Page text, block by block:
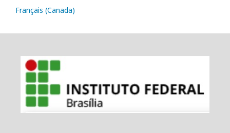
Français (Canada)